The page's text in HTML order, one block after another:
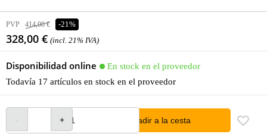
PVP 414,00 € -21%
328,00 € (incl. 21% IVA)
Disponibilidad online
En stock en el proveedor
Todavía 17 artículos en stock en el proveedor
añadir a la cesta